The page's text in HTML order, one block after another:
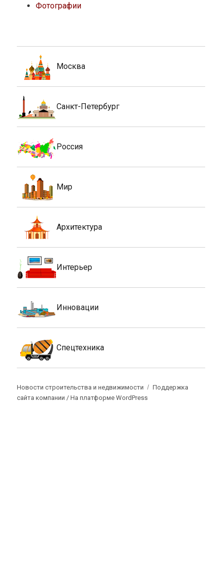
Фотографии
Москва
Санкт-Петербург
Россия
Мир
Архитектура
Интерьер
Инновации
Спецтехника
Новости строительства и недвижимости
Поддержка
сайта компании /На платформе WordPress